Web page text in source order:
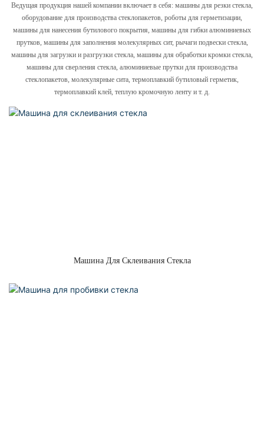
Ведущая продукция нашей компании включает в себя: машины для резки стекла,
оборудование для производства стеклопакетов, роботы для герметизации,
машины для нанесения бутилового покрытия, машины для гибки алюминиевых
прутков, машины для заполнения молекулярных сит, рычаги подвески стекла,
машины для загрузки и разгрузки стекла, машины для обработки кромки стекла,
машины для сверления стекла, алюминиевые прутки для производства
стеклопакетов, молекулярные сита, термоплавкий бутиловый герметик,
термоплавкий клей, теплую кромочную ленту и т. д.
Машина Для Склеивания Стекла